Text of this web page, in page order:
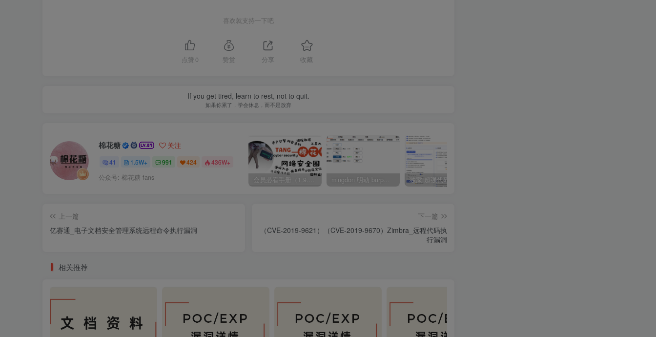
喜欢就支持一下吧
点赞 0 赞赏 分享 收藏
If you get tired, learn to rest, not to quit.
如果你累了，学会休息，而不是放弃
棉花糖 关注
41 1.5W+ 991 424 436W+
公众号: 棉花糖 fans
上一篇
亿赛通_电子文档安全管理系统远程命令执行漏洞
下一篇
（CVE-2019-9621）（CVE-2019-9670）Zimbra_远程代码执
行漏洞
相关推荐